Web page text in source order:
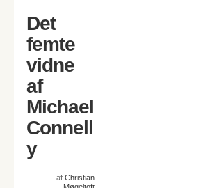
Det
femte
vidne
af
Michael
Connell
y
af Christian